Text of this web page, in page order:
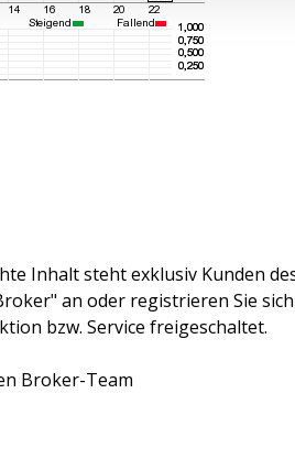
Inhalt steht exklusiv Kunden
an oder registrieren Sie
bzw. Service freigeschaltet.
Broker-Team